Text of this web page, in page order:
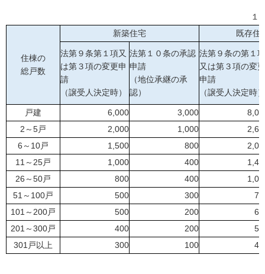
１
住棟の
総戸数
新築住宅 既存住
法第９条第１項又
は第３項の変更申
請
（譲受人決定時）
法第１０条の承認
申請
（地位承継の承
認）
法第９条の第１項
又は第３項の変更
申請
（譲受人決定時）
戸建 6,000 3,000
2～5戸
2,000 1,000
6～10戸
1,500 800
11～25戸
1,000 400
26～50戸
800 400
51～100戸
500 300
101～200戸
500 200
201～300戸
400 200
301戸以上
300 100